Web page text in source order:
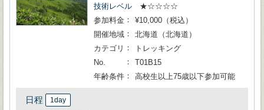
技術レベル
★☆☆☆☆
参加料金
¥10,000（税込）
開催地域
北海道（北海道）
カテゴリ
トレッキング
No.
T01B15
年齢条件
高校生以上75歳以下参加可能
日程 1day